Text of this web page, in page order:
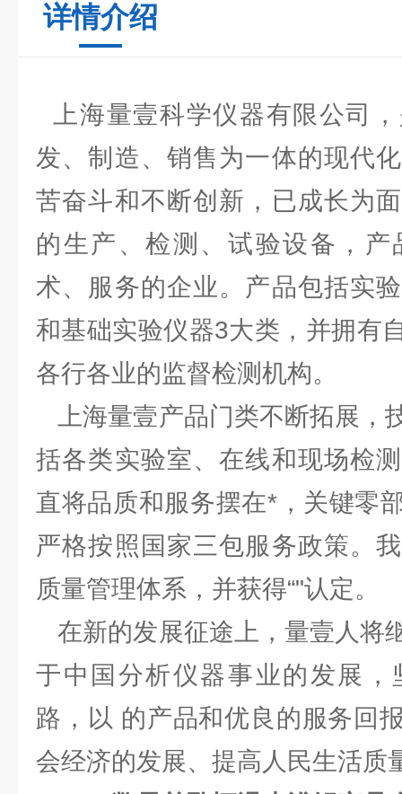
详情介绍
上海量壹科学仪器有限公司
发、制造、销售为一体的现代
苦奋斗和不断创新，已成长为
的生产、检测、试验设备，
术、服务的企业。产品包括实
和基础实验仪器3大类，并拥有
各行各业的监督检测机构。
上海量壹产品门类不断拓展，
括各类实验室、在线和现场检
直将品质和服务摆在*，关键零
严格按照国家三包服务政策。
质量管理体系，并获得“"认定。
在新的发展征途上，量壹人将
于中国分析仪器事业的发展，
路，以 的产品和优良的服务回
会经济的发展、提高人民生活质